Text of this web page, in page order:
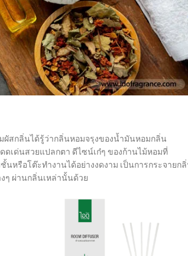
ผัสกลิ่นได้รู้ว่ากลิ่นหอมจรุงของน้ำมันหอมกลิ่น
เด่นสวยแปลกตา ดีไซน์เก๋ๆ ของก้านไม้หอมที่
หรือโต๊ะทำงานได้อย่างงดงาม เป็นการกระจายก
ๆ ผ่านกลิ่นเหล่านั้นด้วย